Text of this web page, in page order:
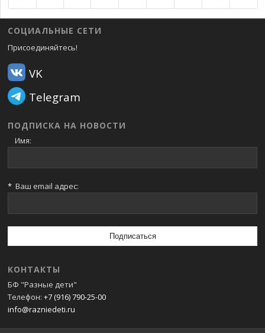
СОЦИАЛЬНЫЕ СЕТИ
Присоединяйтесь!
VK
Telegram
ПОДПИСКА НА НОВОСТИ
Имя:
* Ваш email адрес:
КОНТАКТЫ
БФ "Разные дети"
Телефон: +7 (916) 790-25-00
info@razniedeti.ru